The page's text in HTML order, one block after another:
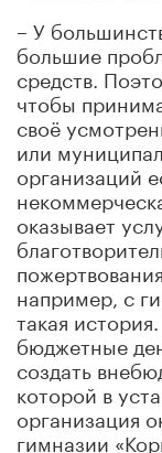
– У
большие
средств.
чтобы
своё
или
организаций
оказывает
например, с
такая
бюджетные
создать
которой в
организация
гимназии